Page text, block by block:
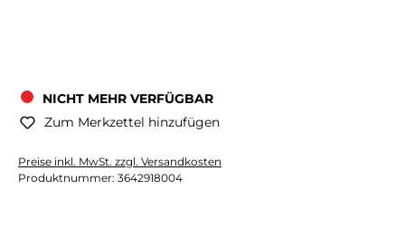
NICHT MEHR VERFÜGBAR
Zum Merkzettel hinzufügen
Preise inkl. MwSt. zzgl. Versandkosten
Produktnummer: 3642918004